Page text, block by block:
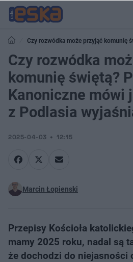
Czy rozwódka może przyjąć komunię
jasno. Ksiądz z Podlasia wyjaśnia
Czy rozwódka
komunię świętą?
Kanoniczne mówi
z Podlasia
2025-04-03 12:15
Marcin Łopienski
Przepisy Kościoła
mamy 2025 roku, nadal są
że dochodzi do niejasności